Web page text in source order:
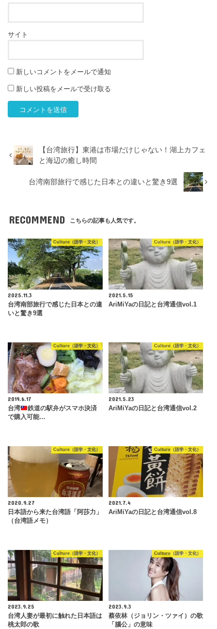
サイト
新しいコメントをメールで通知
新しい投稿をメールで受け取る
【台湾旅行】東港は市場だけじゃない！湖上カフェ
と海辺の癒し時間
台湾南部旅行で感じた日本との違いと驚き9選
RECOMMEND こちらの記事も人気です。
Culture（語学・文化）
2025.11.3
台湾南部旅行で感じた日本との違
いと驚き9選
Culture（語学・文化）
2021.5.15
AriMiYaの日記と台湾通信vol.1
Culture（語学・文化）
2019.6.17
台湾
鉄道の駅弁がスマホ決済
で購入可能…
Culture（語学・文化）
2021.5.23
AriMiYaの日記と台湾通信vol.2
Culture（語学・文化）
2020.9.27
日本語から来た台湾語「阿莎力」
（台湾語メモ）
Culture（語学・文化）
2021.7.4
AriMiYaの日記と台湾通信vol.8
Culture（語学・文化）
2023.9.25
台湾人妻が最初に触れた日本語は
桃太郎の歌
Culture（語学・文化）
2023.9.3
蔡依林（ジョリン・ツァイ）の歌
「腦公」の意味